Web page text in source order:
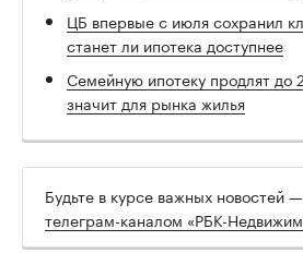
ЦБ впервые с июля сохранил
станет ли ипотека доступнее
Семейную ипотеку продлят до
значит для рынка жилья
Будьте в курсе важных новостей
телеграм-каналом «РБК-